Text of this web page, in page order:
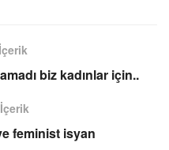
biz kadınlar için..
feminist isyan